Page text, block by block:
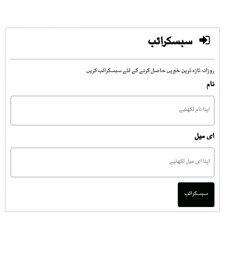
سبسکرائب
روزانہ تازہ ترین خبریں حاصل کرنے کے لئے سبسکرائب کریں
نام
ای میل
سبسکرائب